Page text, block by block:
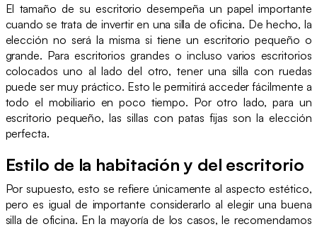
El tamaño de su escritorio desempeña un papel importante
cuando se trata de invertir en una silla de oficina. De hecho, la
elección no será la misma si tiene un escritorio pequeño o
grande. Para escritorios grandes o incluso varios escritorios
colocados uno al lado del otro, tener una silla con ruedas
puede ser muy práctico. Esto le permitirá acceder fácilmente a
todo el mobiliario en poco tiempo. Por otro lado, para un
escritorio pequeño, las sillas con patas fijas son la elección
perfecta.
Estilo de la habitación y del escritorio
Por supuesto, esto se refiere únicamente al aspecto estético,
pero es igual de importante considerarlo al elegir una buena
silla de oficina. En la mayoría de los casos, le recomendamos